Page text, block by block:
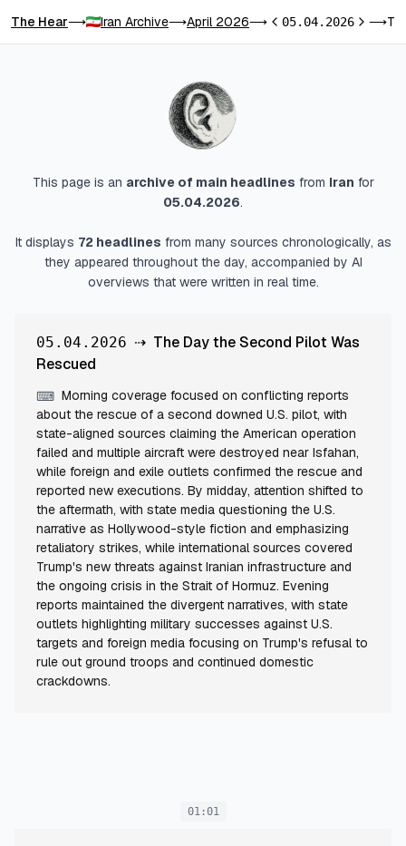
The Hear⟶ Iran Archive⟶April 2026⟶Previous day
05.04.2026Next day
⟶
This page is an archive of main headlines from Iran for
05.04.2026.
It displays 72headlines from many sources chronologically, as
they appeared throughout the day, accompanied by AI
overviews that were written in real time.
05.04.2026 ⇢ The Day the Second Pilot Was
Rescued
⌨ Morning coverage focused on conflicting reports
about the rescue of a second downed U.S. pilot, with
state-aligned sources claiming the American operation
failed and multiple aircraft were destroyed near Isfahan,
while foreign and exile outlets confirmed the rescue and
reported new executions. By midday, attention shifted to
the aftermath, with state media questioning the U.S.
narrative as Hollywood-style fiction and emphasizing
retaliatory strikes, while international sources covered
Trump's new threats against Iranian infrastructure and
the ongoing crisis in the Strait of Hormuz. Evening
reports maintained the divergent narratives, with state
outlets highlighting military successes against U.S.
targets and foreign media focusing on Trump's refusal to
rule out ground troops and continued domestic
crackdowns.
01:01